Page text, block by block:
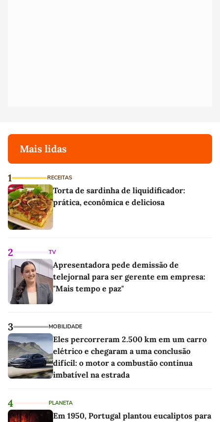
Mais lidas
1 RECEITAS
Torta de sardinha de liquidificador:
prática, econômica e deliciosa
2 TV
Apresentadora pede demissão de
telejornal para ser gerente em empresa:
"Mais tempo e paz"
3 MOBILIDADE
Eles percorreram 2.500 km em um carro
elétrico e chegaram a uma conclusão
difícil: o motor a combustão continua
imbatível na estrada
4 PLANETA
Em 1950, Portugal plantou eucaliptos para